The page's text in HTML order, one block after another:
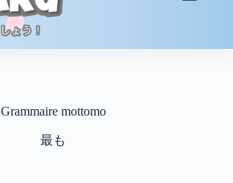
Grammaire mottomo
最も